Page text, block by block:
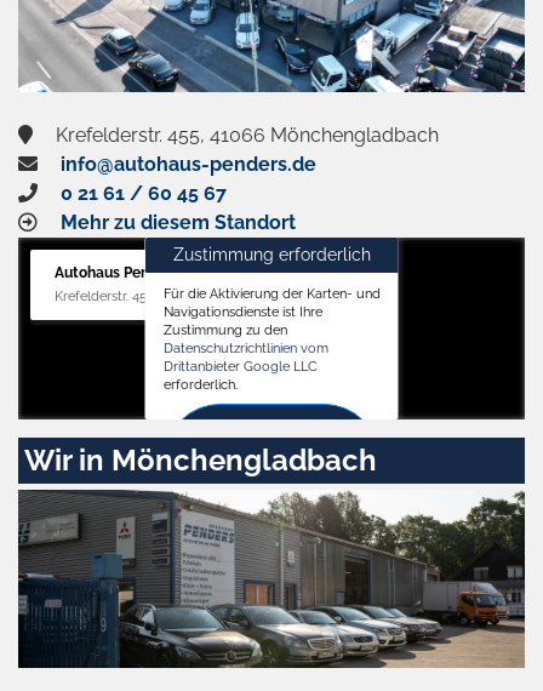
Krefelderstr. 455, 41066 Mönchengladbach
info@autohaus-penders.de
0 21 61 / 60 45 67
Mehr zu diesem Standort
Autohaus Penders (Verkauf)
Krefelderstr. 455, 41066 Mönchengladbach
Zustimmung erforderlich
Für die Aktivierung der Karten- und
Navigationsdienste ist Ihre
Zustimmung zu den
Datenschutzrichtlinien vom
Drittanbieter Google LLC
erforderlich.
Zustimmen
und
aktivieren
Wir in Mönchengladbach